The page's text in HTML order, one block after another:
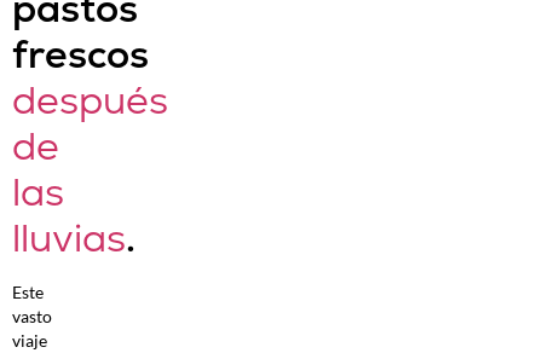
frescos
después
de
las
lluvias.
Este
vasto
viaje